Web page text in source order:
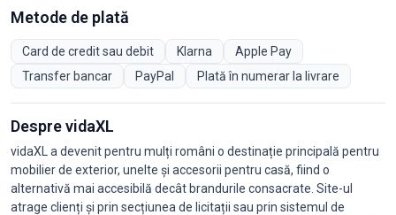
Metode de plată
Card de credit sau debit Klarna
Apple Pay
Transfer bancar
PayPal Plată în numerar la livrare
Despre vidaXL
vidaXL a devenit pentru mulți români o destinație principală pentru
mobilier de exterior, unelte și accesorii pentru casă, fiind o
alternativă mai accesibilă decât brandurile consacrate. Site-ul
atrage clienți și prin secțiunea de licitații sau prin sistemul de